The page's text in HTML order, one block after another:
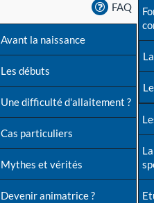
FAQ
Avant la naissance
Les débuts
Une difficulté d'allaitement ?
Cas particuliers
Mythes et vérités
Devenir animatrice ?